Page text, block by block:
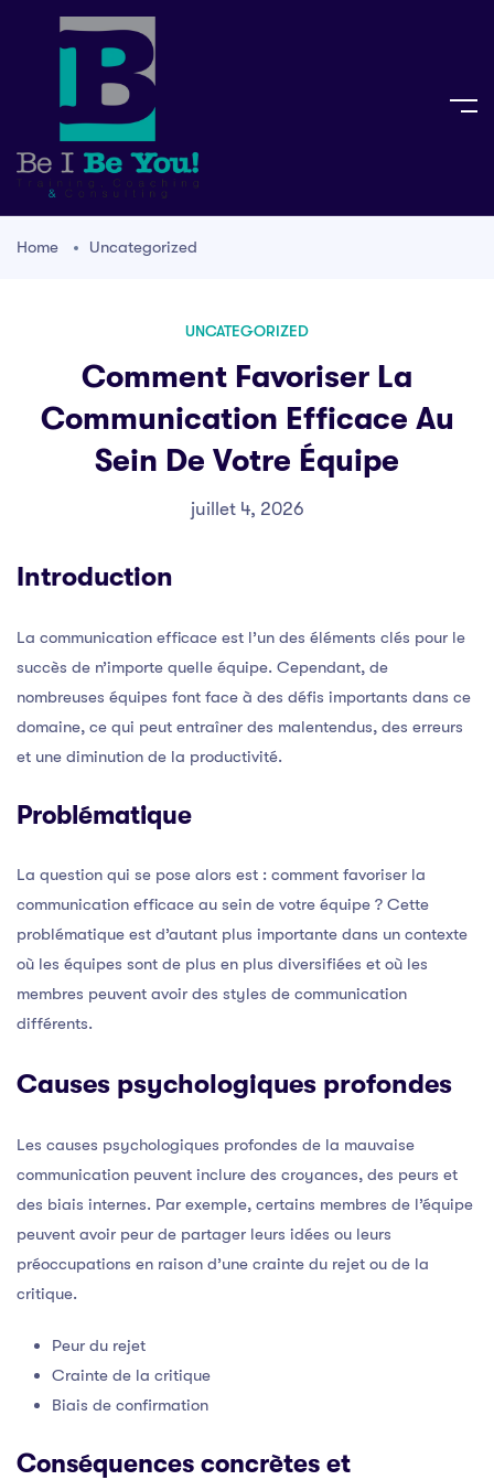
Home Uncategorized
UNCATEGORIZED
Comment Favoriser La
Communication Efficace Au
Sein De Votre Équipe
juillet 4, 2026
Introduction
La communication efficace est l’un des éléments clés pour le
succès de n’importe quelle équipe. Cependant, de
nombreuses équipes font face à des défis importants dans ce
domaine, ce qui peut entraîner des malentendus, des erreurs
et une diminution de la productivité.
Problématique
La question qui se pose alors est : comment favoriser la
communication efficace au sein de votre équipe ? Cette
problématique est d’autant plus importante dans un contexte
où les équipes sont de plus en plus diversifiées et où les
membres peuvent avoir des styles de communication
différents.
Causes psychologiques profondes
Les causes psychologiques profondes de la mauvaise
communication peuvent inclure des croyances, des peurs et
des biais internes. Par exemple, certains membres de l’équipe
peuvent avoir peur de partager leurs idées ou leurs
préoccupations en raison d’une crainte du rejet ou de la
critique.
Peur du rejet
Crainte de la critique
Biais de confirmation
Conséquences concrètes et